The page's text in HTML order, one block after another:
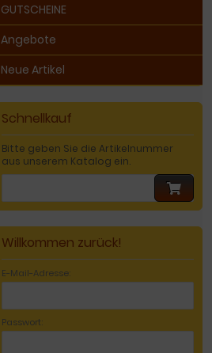
GUTSCHEINE
Angebote
Neue Artikel
Schnellkauf
Bitte geben Sie die Artikelnummer
aus unserem Katalog ein.
Willkommen zurück!
E-Mail-Adresse:
Passwort: